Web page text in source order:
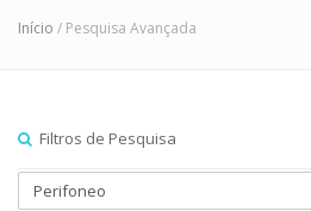
Início / Pesquisa Avançada
Filtros de Pesquisa